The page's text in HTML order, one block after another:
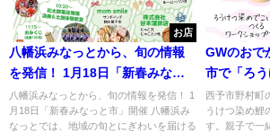
お店
八幡浜みなっとから、旬の情報
を発信！ 1月18日「新春みなっ
と市」開催
八幡浜みなっとから、旬の情報を発信！ 1
月18日「新春みなっと市」開催 八幡浜み
なっとでは、地域の旬とにぎわいを届ける
GWのおで
市で「ろう
くり」開催
西予市野村町
うけつ染め鯉
す。親子で一